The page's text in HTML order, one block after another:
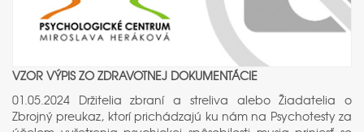
VZOR VÝPIS ZO ZDRAVOTNEJ DOKUMENTÁCIE
01.05.2024 Držitelia zbraní a streliva alebo Žiadatelia o
Zbrojný preukaz, ktorí prichádzajú ku nám na Psychotesty za